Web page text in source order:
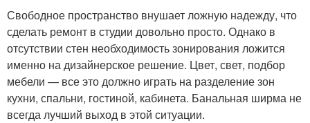
Свободное пространство внушает ложную надежду, что
сделать ремонт в студии довольно просто. Однако в
отсутствии стен необходимость зонирования ложится
именно на дизайнерское решение. Цвет, свет, подбор
мебели — все это должно играть на разделение зон
кухни, спальни, гостиной, кабинета. Банальная ширма не
всегда лучший выход в этой ситуации.